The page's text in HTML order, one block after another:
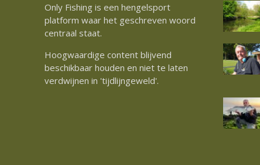
Only Fishing is een hengelsport
platform waar het geschreven woord
centraal staat.
Hoogwaardige content blijvend
beschikbaar houden en niet te laten
verdwijnen in 'tijdlijngeweld'.